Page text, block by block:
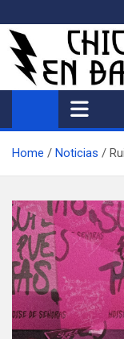
al
contenido
Home Noticias